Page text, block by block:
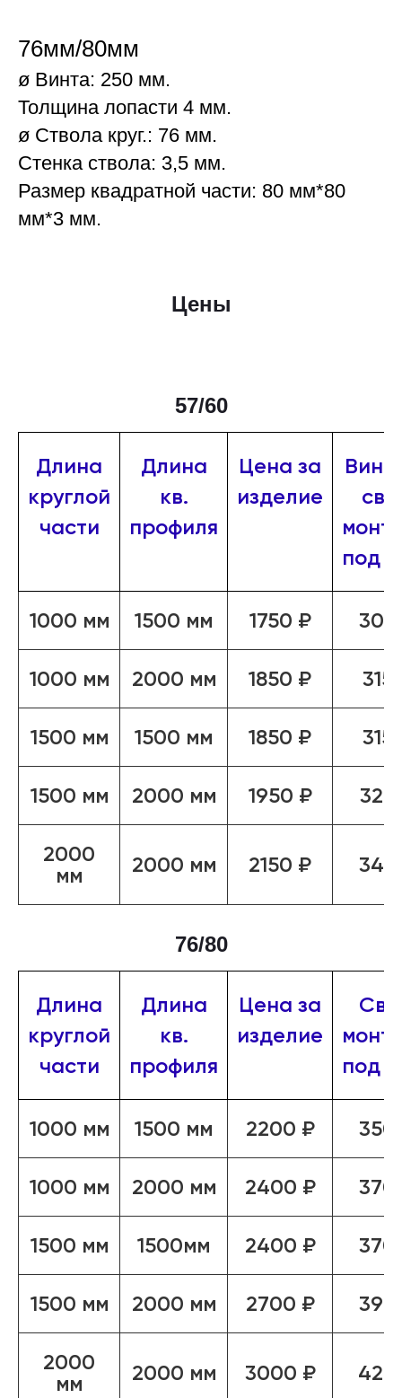
76мм/80мм
ø Винта: 250 мм.
Толщина лопасти 4 мм.
ø Ствола круг.: 76 мм.
Стенка ствола: 3,5 мм.
Размер квадратной части: 80 мм*80
мм*3 мм.
Цены
57/60
Длина
круглой
части
Длина
кв.
профиля
Цена за
изделие
под
1000 мм 1500 мм 1750 ₽
1000 мм 2000 мм 1850 ₽
1500 мм 1500 мм 1850 ₽
1500 мм 2000 мм 1950 ₽
2000
мм
2000 мм 2150 ₽
76/80
Длина
круглой
части
Длина
кв.
профиля
Цена за
изделие
под
1000 мм 1500 мм 2200 ₽
1000 мм 2000 мм 2400 ₽
1500 мм 1500мм 2400 ₽
1500 мм 2000 мм 2700 ₽
2000
мм
2000 мм 3000 ₽